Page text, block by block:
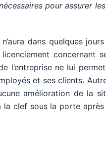
pour assurer
dans quelques jours
concernant
l’entreprise ne lui
et ses clients.
amélioration de la
la clef sous la porte après